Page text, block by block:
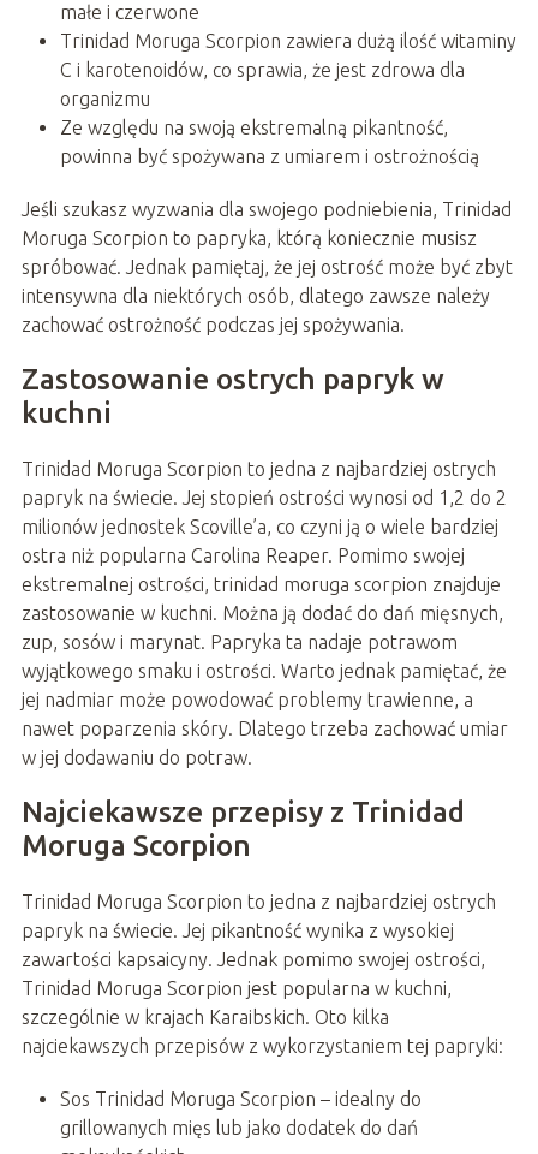
małe i czerwone
Trinidad Moruga Scorpion zawiera dużą ilość witaminy
C i karotenoidów, co sprawia, że jest zdrowa dla
organizmu
Ze względu na swoją ekstremalną pikantność,
powinna być spożywana z umiarem i ostrożnością
Jeśli szukasz wyzwania dla swojego podniebienia, Trinidad
Moruga Scorpion to papryka, którą koniecznie musisz
spróbować. Jednak pamiętaj, że jej ostrość może być zbyt
intensywna dla niektórych osób, dlatego zawsze należy
zachować ostrożność podczas jej spożywania.
Zastosowanie ostrych papryk w
kuchni
Trinidad Moruga Scorpion to jedna z najbardziej ostrych
papryk na świecie. Jej stopień ostrości wynosi od 1,2 do 2
milionów jednostek Scoville’a, co czyni ją o wiele bardziej
ostra niż popularna Carolina Reaper. Pomimo swojej
ekstremalnej ostrości, trinidad moruga scorpion znajduje
zastosowanie w kuchni. Można ją dodać do dań mięsnych,
zup, sosów i marynat. Papryka ta nadaje potrawom
wyjątkowego smaku i ostrości. Warto jednak pamiętać, że
jej nadmiar może powodować problemy trawienne, a
nawet poparzenia skóry. Dlatego trzeba zachować umiar
w jej dodawaniu do potraw.
Najciekawsze przepisy z Trinidad
Moruga Scorpion
Trinidad Moruga Scorpion to jedna z najbardziej ostrych
papryk na świecie. Jej pikantność wynika z wysokiej
zawartości kapsaicyny. Jednak pomimo swojej ostrości,
Trinidad Moruga Scorpion jest popularna w kuchni,
szczególnie w krajach Karaibskich. Oto kilka
najciekawszych przepisów z wykorzystaniem tej papryki:
Sos Trinidad Moruga Scorpion – idealny do
grillowanych mięs lub jako dodatek do dań